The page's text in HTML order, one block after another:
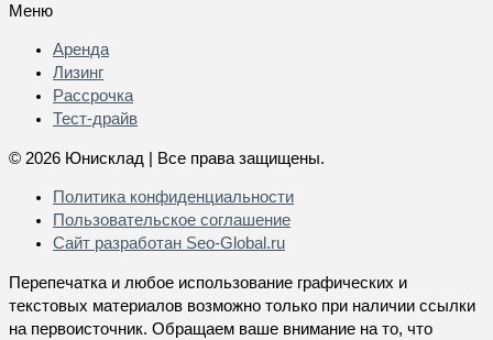
Меню
Аренда
Лизинг
Рассрочка
Тест-драйв
© 2026 Юнисклад | Все права защищены.
Политика конфиденциальности
Пользовательское соглашение
Сайт разработан Seo-Global.ru
Перепечатка и любое использование графических и
текстовых материалов возможно только при наличии ссылки
на первоисточник. Обращаем ваше внимание на то, что